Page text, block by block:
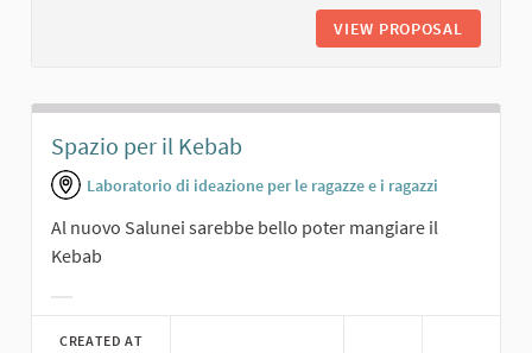
VIEW PROPOSAL
Spazio per il Kebab
Laboratorio di ideazione per le ragazze e i ragazzi
Al nuovo Salunei sarebbe bello poter mangiare il
Kebab
CREATED AT